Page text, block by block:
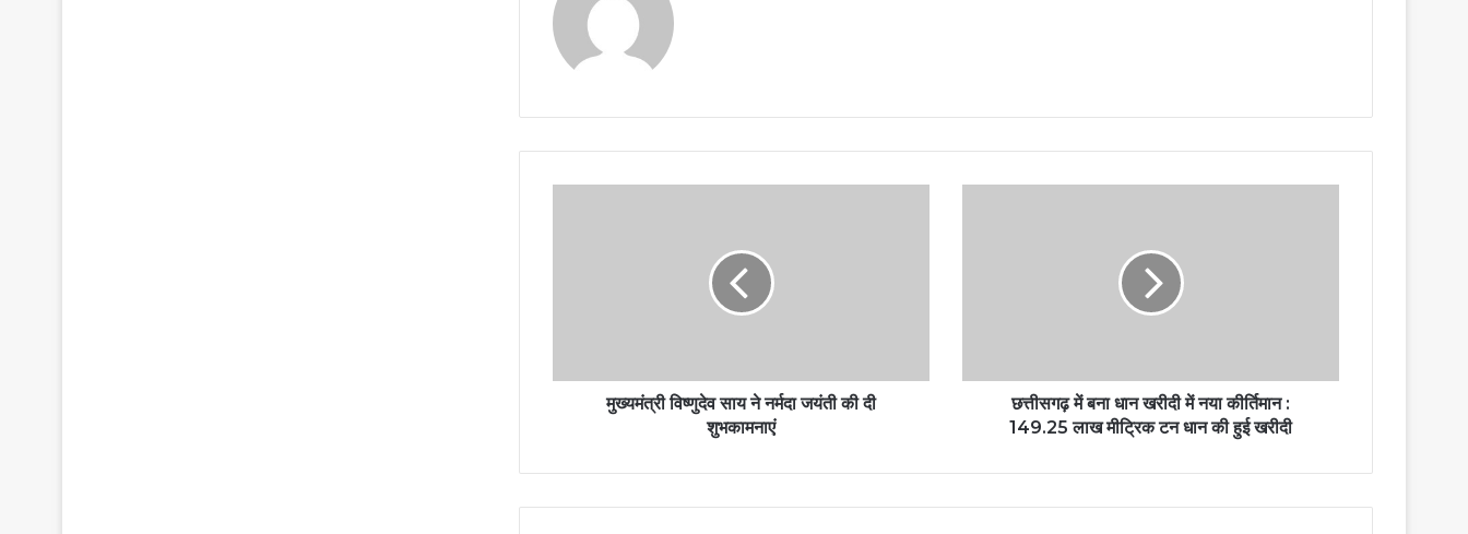
मुख्यमंत्री विष्णुदेव साय ने नर्मदा जयंती की दी
शुभकामनाएं
छत्तीसगढ़ में बना धान खरीदी में नया कीर्तिमान :
149.25 लाख मीट्रिक टन धान की हुई खरीदी